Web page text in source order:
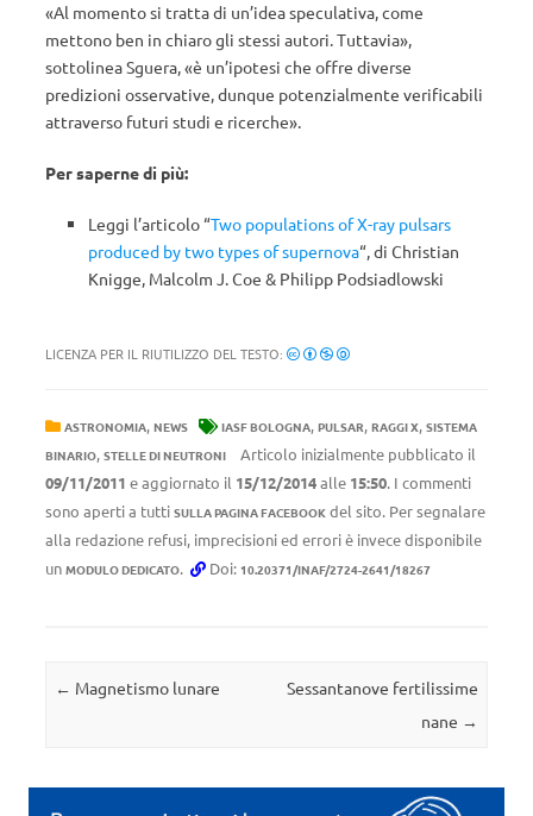
«Al momento si tratta di un’idea speculativa, come
mettono ben in chiaro gli stessi autori. Tuttavia»,
sottolinea Sguera, «è un’ipotesi che offre diverse
predizioni osservative, dunque potenzialmente verificabili
attraverso futuri studi e ricerche».
Per saperne di più:
Leggi l’articolo “Two populations of X-ray pulsars
produced by two types of supernova“, di Christian
Knigge, Malcolm J. Coe & Philipp Podsiadlowski
LICENZA PER IL RIUTILIZZO DEL TESTO:
ASTRONOMIA, NEWS IASF BOLOGNA, PULSAR, RAGGI X, SISTEMA
BINARIO, STELLE DI NEUTRONI
Articolo inizialmente pubblicato il
09/11/2011 e aggiornato il 15/12/2014alle 15:50. I commenti
sono aperti a tutti SULLA PAGINA FACEBOOK del sito. Per segnalare
alla redazione refusi, imprecisioni ed errori è invece disponibile
un MODULO DEDICATO. Doi: 10.20371/INAF/2724-2641/18267
Navigazione articolo
← Magnetismo lunare
Sessantanove fertilissime
nane →